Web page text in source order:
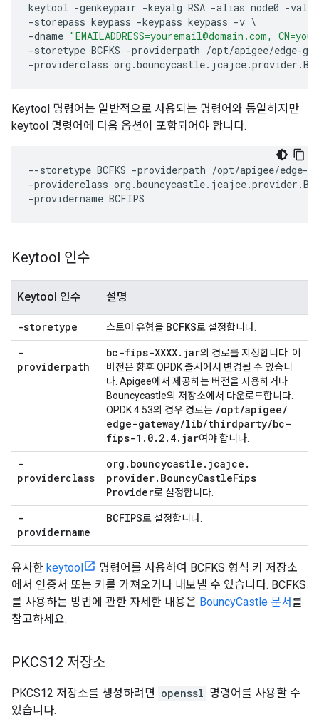
keytool -genkeypair -keyalg RSA -alias node0 -
-storepass keypass -keypass keypass -v
-dname "EMAILADDRESS=youremail@domain.com,
-storetype BCFKS -providerpath /opt/apigee/edge-
-providerclass org .bouncycastle. jcajce.provider .
Keytool 명령어는 일반적으로 사용되는 명령어와 동일하지만
keytool 명령어에 다음 옵션이 포함되어야 합니다.
--storetype BCFKS -providerpath /opt/apigee/edge-
-providerclass org .bouncycastle. jcajce.provider .
-providername BCFIPS
Keytool 인수
Keytool 인수 설명
-storetype 스토어 유형을 BCFKS로 설정합니다.
-
providerpath
bc-fips-XXXX. jar의 경로를 지정합니다. 이
버전은 향후 OPDK 출시에서 변경될 수 있습니
다. Apigee에서 제공하는 버전을 사용하거나
Bouncycastle의 저장소에서 다운로드합니다.
OPDK 4.53의 경우 경로는 /opt/apigee/
edge-gateway/lib/thirdparty/bc-
fips-1 . 0. 2. 4. jar여야 합니다.
-
providerclass
org . bouncycastle . jcajce .
provider. BouncyCastleFips
Provider로 설정합니다.
-
providername
BCFIPS로 설정합니다.
유사한 keytool
명령어를 사용하여 BCFKS 형식 키 저장소
에서 인증서 또는 키를 가져오거나 내보낼 수 있습니다. BCFKS
를 사용하는 방법에 관한 자세한 내용은 BouncyCastle 문서를
참고하세요.
PKCS12 저장소
PKCS12 저장소를 생성하려면 openssl 명령어를 사용할 수
있습니다.